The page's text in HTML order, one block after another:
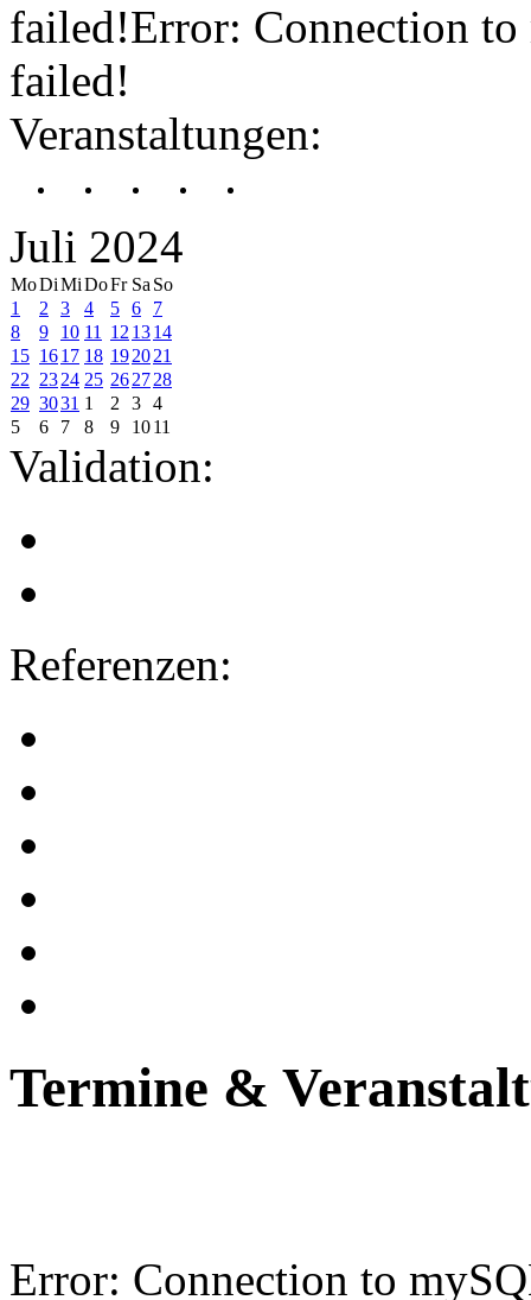
failed!Error: Connection to
failed!
Veranstaltungen:
Juli 2024
MoDiMiDoFr Sa So
1
2 3 4 5 6
7
8
9 10 11 12 1314
15 1617 18 192021
22 2324 25 262728
29 3031 1 2 3 4
5
6 7 8 9 1011
Validation:
Referenzen:
Termine &
Error: Connection to